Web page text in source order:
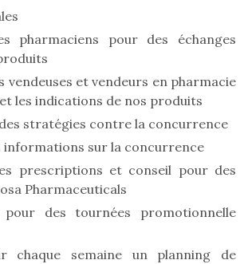
pharmaciens pour des échanges
vendeuses et vendeurs en pharmacie
les indications de nos produits
stratégies contre la concurrence
informations sur la concurrence
prescriptions et conseil pour des
Pharmaceuticals
pour des tournées promotionnelle
chaque semaine un planning de